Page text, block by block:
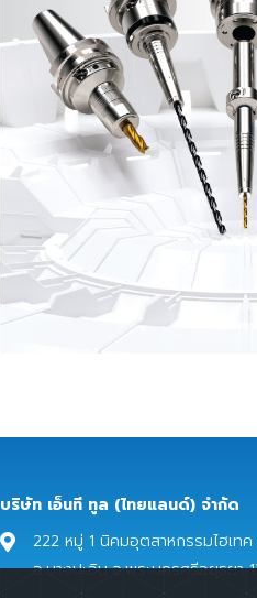
บริษัท เอ็นที ทูล (ไทยแลนด์) จํากัด
222 หมู่ 1 นิคมอุตสาหกรรมไฮเท
อ.บางปะอิน จ.พระนครศรีอยุธยา